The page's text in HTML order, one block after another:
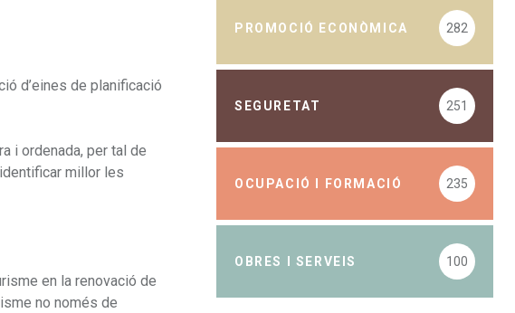
d’eines de planificació
i ordenada, per tal de
millor les
en la renovació de
no només de
PROMOCIÓ ECONÒMICA 282
SEGURETAT 251
OCUPACIÓ I FORMACIÓ 235
OBRES I SERVEIS 100